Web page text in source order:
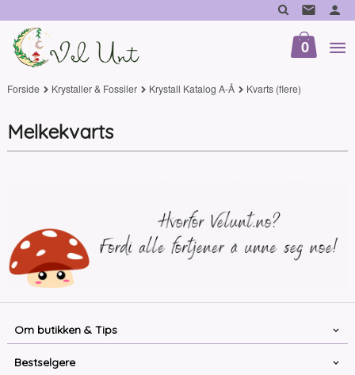
til
innholdet
0
Forside Krystaller & Fossiler Krystall Katalog A-Å Kvarts (flere)
Melkekvarts
Om butikken & Tips
Bestselgere